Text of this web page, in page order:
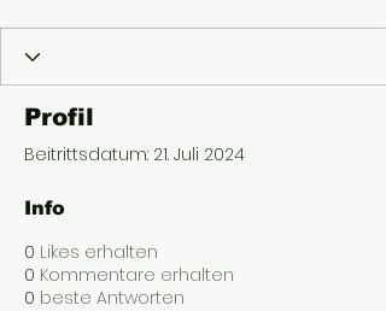
Profil
Beitrittsdatum: 21. Juli 2024
Info
0 Likes erhalten
0 Kommentare erhalten
0 beste Antworten